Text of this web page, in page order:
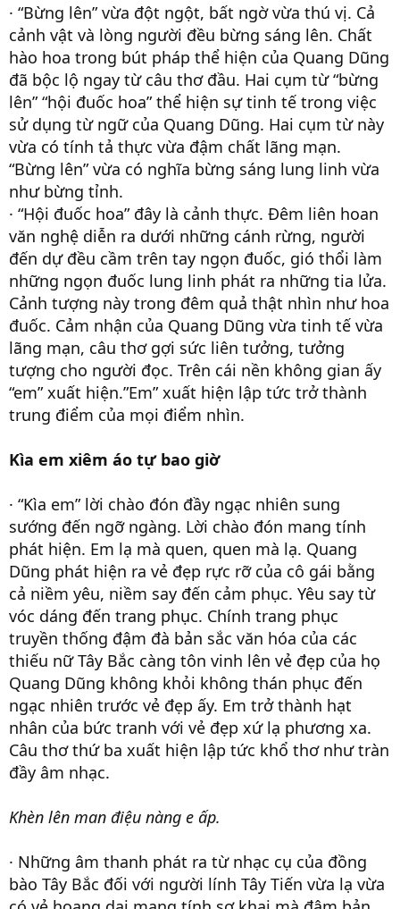
· “Bừng lên” vừa đột ngột, bất ngờ vừa thú vị. Cả
cảnh vật và lòng người đều bừng sáng lên. Chất
hào hoa trong bút pháp thể hiện của Quang Dũng
đã bộc lộ ngay từ câu thơ đầu. Hai cụm từ “bừng
lên” “hội đuốc hoa” thể hiện sự tinh tế trong việc
sử dụng từ ngữ của Quang Dũng. Hai cụm từ này
vừa có tính tả thực vừa đậm chất lãng mạn.
“Bừng lên” vừa có nghĩa bừng sáng lung linh vừa
như bừng tỉnh.
· “Hội đuốc hoa” đây là cảnh thực. Đêm liên hoan
văn nghệ diễn ra dưới những cánh rừng, người
đến dự đều cầm trên tay ngọn đuốc, gió thổi làm
những ngọn đuốc lung linh phát ra những tia lửa.
Cảnh tượng này trong đêm quả thật nhìn như hoa
đuốc. Cảm nhận của Quang Dũng vừa tinh tế vừa
lãng mạn, câu thơ gợi sức liên tưởng, tưởng
tượng cho người đọc. Trên cái nền không gian ấy
“em” xuất hiện.”Em” xuất hiện lập tức trở thành
trung điểm của mọi điểm nhìn.
Kìa em xiêm áo tự bao giờ
· “Kìa em” lời chào đón đầy ngạc nhiên sung
sướng đến ngỡ ngàng. Lời chào đón mang tính
phát hiện. Em lạ mà quen, quen mà lạ. Quang
Dũng phát hiện ra vẻ đẹp rực rỡ của cô gái bằng
cả niềm yêu, niềm say đến cảm phục. Yêu say từ
vóc dáng đến trang phục. Chính trang phục
truyền thống đậm đà bản sắc văn hóa của các
thiếu nữ Tây Bắc càng tôn vinh lên vẻ đẹp của họ
Quang Dũng không khỏi không thán phục đến
ngạc nhiên trước vẻ đẹp ấy. Em trở thành hạt
nhân của bức tranh với vẻ đẹp xứ lạ phương xa.
Câu thơ thứ ba xuất hiện lập tức khổ thơ như tràn
đầy âm nhạc.
Khèn lên man điệu nàng e ấp.
· Những âm thanh phát ra từ nhạc cụ của đồng
bào Tây Bắc đối với người lính Tây Tiến vừa lạ vừa